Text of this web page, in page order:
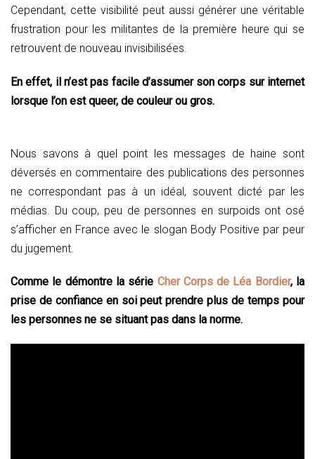
Cependant, cette visibilité peut aussi générer une véritable
frustration pour les militantes de la première heure qui se
retrouvent de nouveau invisibilisées.
En effet, il n’est pas facile d’assumer son corps sur internet
lorsque l’on est queer, de couleur ou gros.
Nous savons à quel point les messages de haine sont
déversés en commentaire des publications des personnes
ne correspondant pas à un idéal, souvent dicté par les
médias. Du coup, peu de personnes en surpoids ont osé
s’afficher en France avec le slogan Body Positive par peur
du jugement.
Comme le démontre la série Cher Corps de Léa Bordier, la
prise de confiance en soi peut prendre plus de temps pour
les personnes ne se situant pas dans la norme.